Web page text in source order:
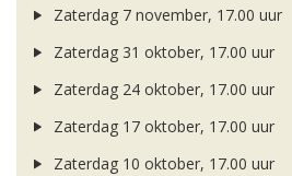
Zaterdag 7 november, 17.00 uur
Zaterdag 31 oktober, 17.00 uur
Zaterdag 24 oktober, 17.00 uur
Zaterdag 17 oktober, 17.00 uur
Zaterdag 10 oktober, 17.00 uur